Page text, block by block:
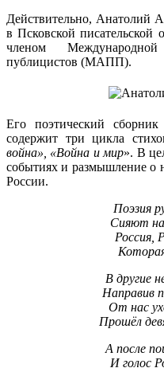
Действительно, Анатолий
в Псковской писательской
членом
публицистов (МАПП).
Его поэтический сборник
содержит три цикла
война», «Война и мир». В
событиях и размышление о
России.
Поэзия
Сияют на
Россия,
В другие
Направив
От нас
Прошёл
А после
И голос